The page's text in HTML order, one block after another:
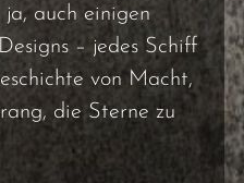
auch einigen
– jedes Schiff
von Macht,
die Sterne zu